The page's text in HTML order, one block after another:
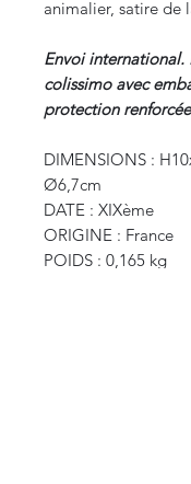
animalier, satire de
Envoi international.
colissimo avec
protection
DIMENSIONS :
Ø6,7cm
DATE : XIXème
ORIGINE : France
POIDS : 0,165 kg